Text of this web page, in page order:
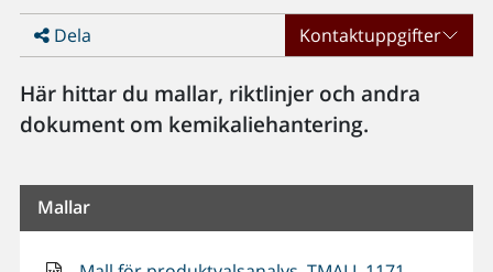
Dela Kontaktuppgifter
Här hittar du mallar, riktlinjer och andra
dokument om kemikaliehantering.
Mallar